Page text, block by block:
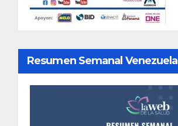
Resumen Semanal Venezuela